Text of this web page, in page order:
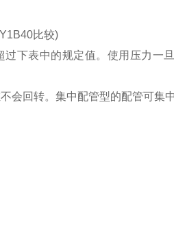
比较)
下表中的规定值。使用压力一
会回转。集中配管型的配管可集